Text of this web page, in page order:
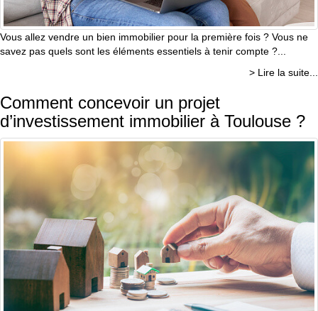
Vous allez vendre un bien immobilier pour la première fois ? Vous ne
savez pas quels sont les éléments essentiels à tenir compte ?...
> Lire la suite...
Comment concevoir un projet
d’investissement immobilier à Toulouse ?